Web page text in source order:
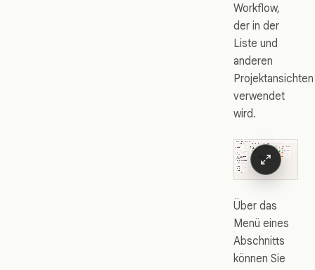
Workflow,
der in der
Liste und
anderen
Projektansichten
verwendet
wird.
Über das
Menü eines
Abschnitts
können Sie